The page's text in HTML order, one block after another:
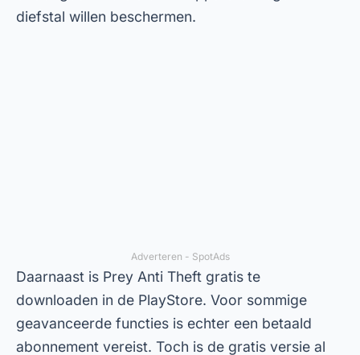
waarmee u een gestolen mobiele telefoon kunt
automatische gegevensback-up, waardoor u
eenvoudig belangrijke informatie kunt herstellen.
U kunt Lookout gratis downloaden vanuit de
PlayStore en er meteen mee aan de slag gaan.